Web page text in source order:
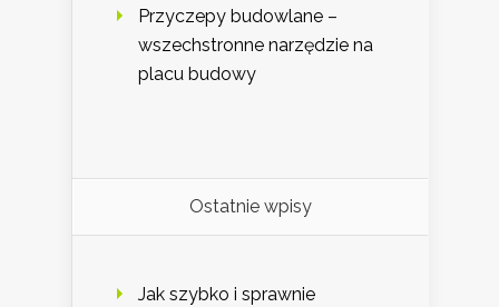
Przyczepy budowlane –
wszechstronne narzędzie na
placu budowy
Ostatnie wpisy
Jak szybko i sprawnie